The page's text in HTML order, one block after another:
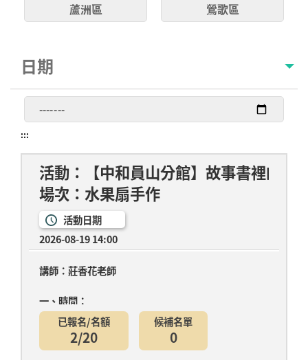
蘆洲區 鶯歌區
日期
更
改
期
後
，
活
動
列
表
會
動
更
。
:::
活動：【中和員山分館】故事書裡的立
場次：水果扇手作
活動日期
2026-08-19 14:00
講師：莊香花老師
一、時間：
第一堂：7月08日(三)14:00-15:30 馬圖彩貼畫(材料
費....
已報名/名額
2/20
候補名單
0